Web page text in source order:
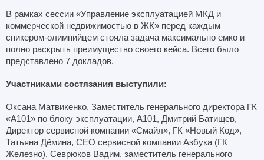
В рамках сессии «Управление эксплуатацией МКД и
коммерческой недвижимостью в ЖК» перед каждым
спикером-олимпийцем стояла задача максимально емко и
полно раскрыть преимущество своего кейса. Всего было
представлено 7 докладов.
Участниками состязания выступили:
Оксана Матвикенко, Заместитель генерального директора ГК
«А101» по блоку эксплуатации, А101, Дмитрий Батищев,
Директор сервисной компании «Смайл», ГК «Новый Код»,
Татьяна Дёмина, CEO сервисной компании Азбука (ГК
Железно), Севрюков Вадим, заместитель генерального